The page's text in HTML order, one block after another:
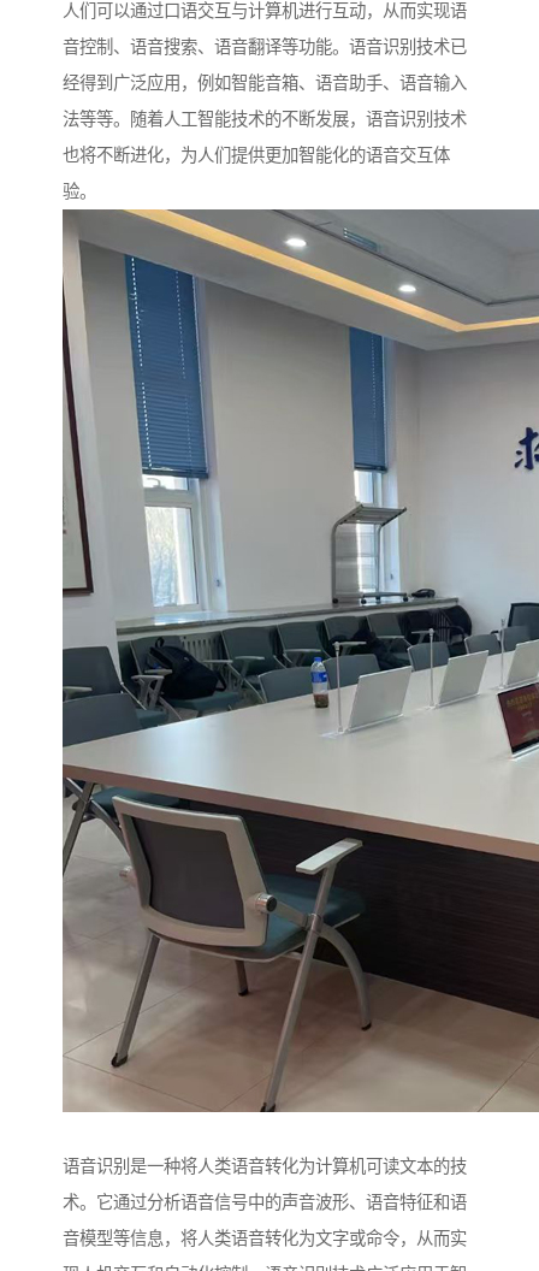
人们可以通过口语交互与计算机进行互动，从而实现语
音控制、语音搜索、语音翻译等功能。语音识别技术已
经得到广泛应用，例如智能音箱、语音助手、语音输入
法等等。随着人工智能技术的不断发展，语音识别技术
也将不断进化，为人们提供更加智能化的语音交互体
验。
语音识别是一种将人类语音转化为计算机可读文本的技
术。它通过分析语音信号中的声音波形、语音特征和语
音模型等信息，将人类语音转化为文字或命令，从而实